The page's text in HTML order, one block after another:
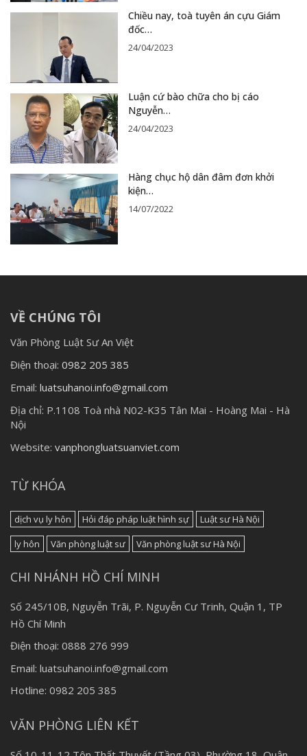
Chiều nay, toà tuyên án cựu Giám
đốc…
24/04/2023
Luận cứ bào chữa cho bị cáo
Nguyễn…
24/04/2023
Hàng chục hộ dân đâm đơn khởi
kiện…
14/07/2022
VỀ CHÚNG TÔI
Văn Phòng Luật Sư An Việt
Điện thoại: 0982 205 385
Email: luatsuhanoi.info@gmail.com
Địa chỉ: P.1108 Toà nhà N02-K35 Tân Mai - Hoàng Mai - Hà
Nội
Website: vanphongluatsuanviet.com
TỪ KHÓA
dịch vụ ly hôn Hỏi đáp pháp luật hình sự
Luật sư Hà Nội
ly hôn
Văn phòng luật sư Văn phòng luật sư Hà Nội
CHI NHÁNH HỒ CHÍ MINH
Số 245/10B, Nguyễn Trãi, P. Nguyễn Cư Trinh, Quận 1, TP
Hồ Chí Minh
Điện thoại: 0888 276 999
Email: luatsuhanoi.info@gmail.com
Hotline: 0982 205 385
VĂN PHÒNG LIÊN KẾT